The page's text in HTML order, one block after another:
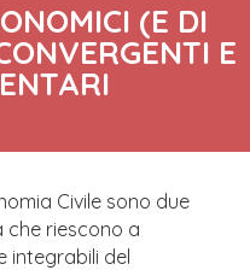
(E DI
E
Civile sono due
che riescono a
integrabili del